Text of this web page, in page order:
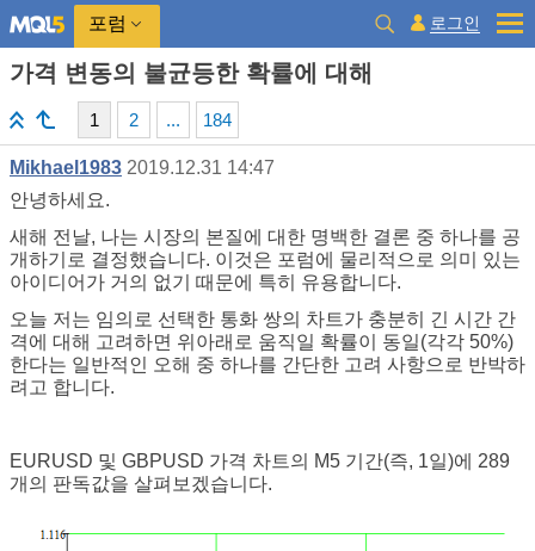
포럼 로그인
가격 변동의 불균등한 확률에 대해
1 2 ... 184
Mikhael1983 2019.12.31 14:47
안녕하세요.
새해 전날, 나는 시장의 본질에 대한 명백한 결론 중 하나를 공
개하기로 결정했습니다. 이것은 포럼에 물리적으로 의미 있는
아이디어가 거의 없기 때문에 특히 유용합니다.
오늘 저는 임의로 선택한 통화 쌍의 차트가 충분히 긴 시간 간
격에 대해 고려하면 위아래로 움직일 확률이 동일(각각 50%)
한다는 일반적인 오해 중 하나를 간단한 고려 사항으로 반박하
려고 합니다.
EURUSD 및 GBPUSD 가격 차트의 M5 기간(즉, 1일)에 289
개의 판독값을 살펴보겠습니다.